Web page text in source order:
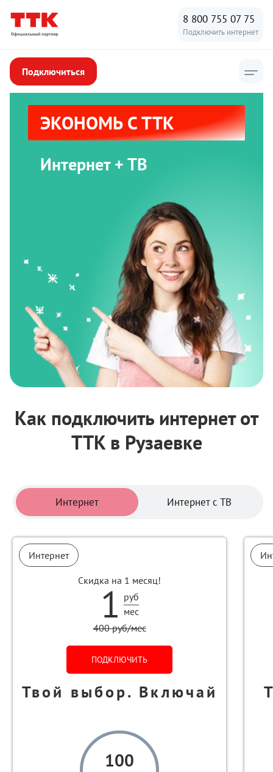
8 800 755 07 75
Подключить интернет
Подключиться
ЭКОНОМЬ С ТТК
Интернет + ТВ
Как подключить интернет от
ТТК в Рузаевке
Интернет Интернет с ТВ
Тарифы
Интернет
Скидка на 1 месяц!
1 руб
мес
400 руб/мес
ПОДКЛЮЧИТЬ
Твой выбор. Включай
100